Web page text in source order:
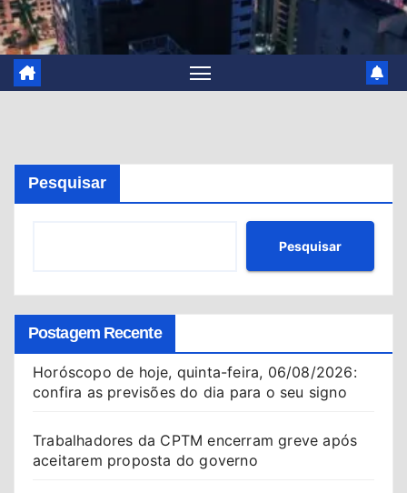
Pesquisar
Pesquisar
Postagem Recente
Horóscopo de hoje, quinta-feira, 06/08/2026:
confira as previsões do dia para o seu signo
Trabalhadores da CPTM encerram greve após
aceitarem proposta do governo